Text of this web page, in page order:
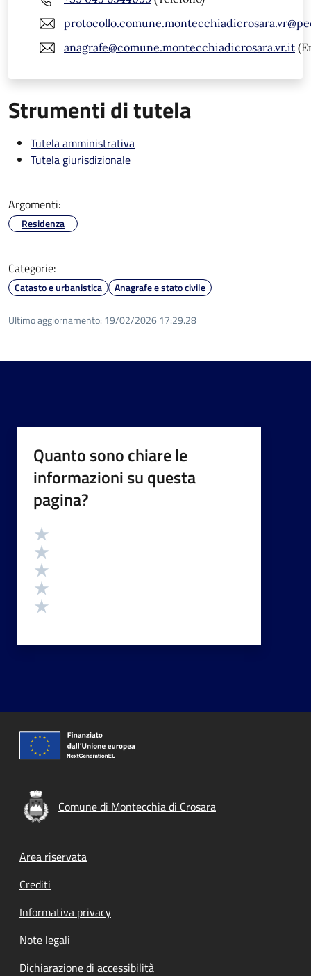
anagrafe@comune.montecchiadicrosara.vr.it
Strumenti di tutela
Tutela amministrativa
Tutela giurisdizionale
Argomenti:
Residenza
Categorie:
Catasto e urbanistica Anagrafe e stato civile
Ultimo aggiornamento: 19/02/2026 17:29.28
Quanto sono chiare le
informazioni su questa
pagina?
Valutazione
Comune di Montecchia di Crosara
Footer menu
Area riservata
Crediti
Informativa privacy
Note legali
Dichiarazione di accessibilità